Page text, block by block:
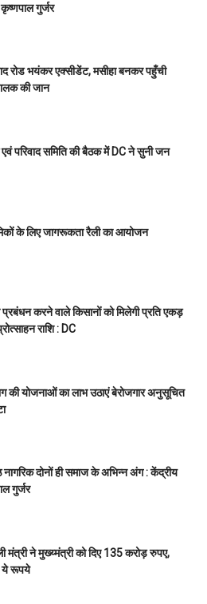
गुर्जर
रोड भयंकर एक्सीडेंट, मसीहा बनकर पहुँची
की जान
परिवाद समिति की बैठक में DC ने सुनी जन
के लिए जागरूकता रैली का आयोजन
करने वाले किसानों को मिलेगी प्रति एकड़
राशि : DC
की योजनाओं का लाभ उठाएं बेरोजगार अनुसूचित
नागरिक दोनों ही समाज के अभिन्न अंग : केंद्रीय
गुर्जर
मंत्री ने मुख्य्मंत्री को दिए 135 करोड़ रुपए,
ये रूपये